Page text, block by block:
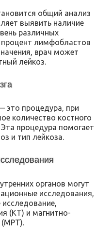
общий анализ
выявить наличие
различных
лимфобластов
врач может
лейкоз.
это процедура, при
количество костного
процедура помогает
и тип лейкоза.
органов могут
исследования,
исследование,
(КТ) и магнитно-